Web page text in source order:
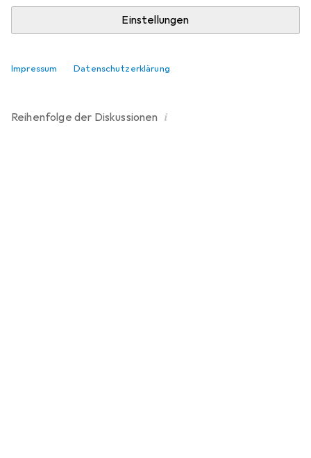
Einstellungen
Impressum Datenschutzerklärung
Größe 38 geben?
https://www.galaxus.ch/en/s3/product/chaya-bubble-
Reihenfolge der Diskussionen i